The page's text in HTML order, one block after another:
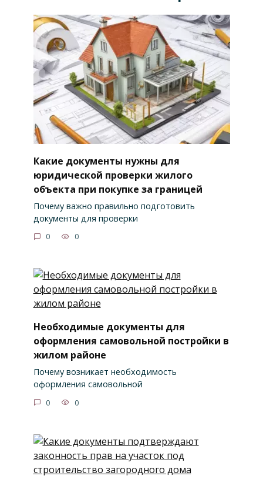
Какие документы нужны для
юридической проверки жилого
объекта при покупке за границей
Почему важно правильно подготовить
документы для проверки
0 0
Необходимые документы для
оформления самовольной постройки в
жилом районе
Почему возникает необходимость
оформления самовольной
0 0